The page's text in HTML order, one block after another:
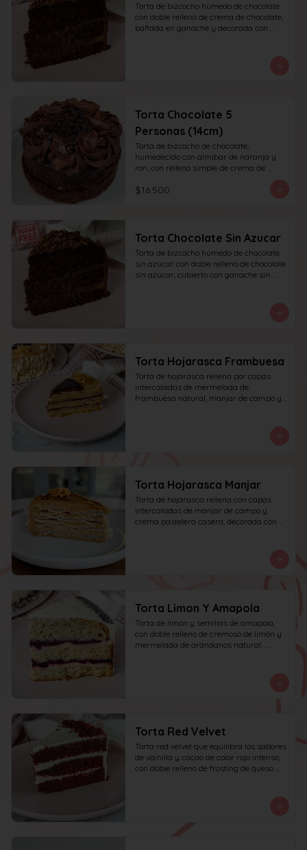
Torta de bizcocho húmedo de chocolate
con doble relleno de crema de chocolate,
bañada en ganache y decorada con
Torta Chocolate 5
Personas (14cm)
Torta de bizcocho de chocolate,
humedecido con almíbar de naranja y
ron, con relleno simple de crema de
ganache de chocolate. Recomendada
$16.500
Torta Chocolate Sin Azucar
Torta de bizcocho húmedo de chocolate
sin azúcar con doble relleno de chocolate
sin azúcar, cubierto con ganache sin
Torta Hojarasca Frambuesa
Torta de hojarasca rellena por capas
intercaladas de mermelada de
frambuesa natural, manjar de campo y
Torta Hojarasca Manjar
Torta de hojarasca rellena con capas
intercaladas de manjar de campo y
crema pastelera casera, decorada con
Torta Limon Y Amapola
Torta de limón y semillas de amapola,
con doble relleno de cremoso de limón y
mermelada de arándanos natural.
Torta Red Velvet
Torta red velvet que equilibra los sabores
de vainilla y cacao de color rojo intenso,
con doble relleno de frosting de queso